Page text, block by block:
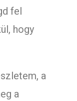
fel
hogy
a
a